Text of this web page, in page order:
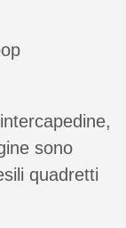
sono
quadretti